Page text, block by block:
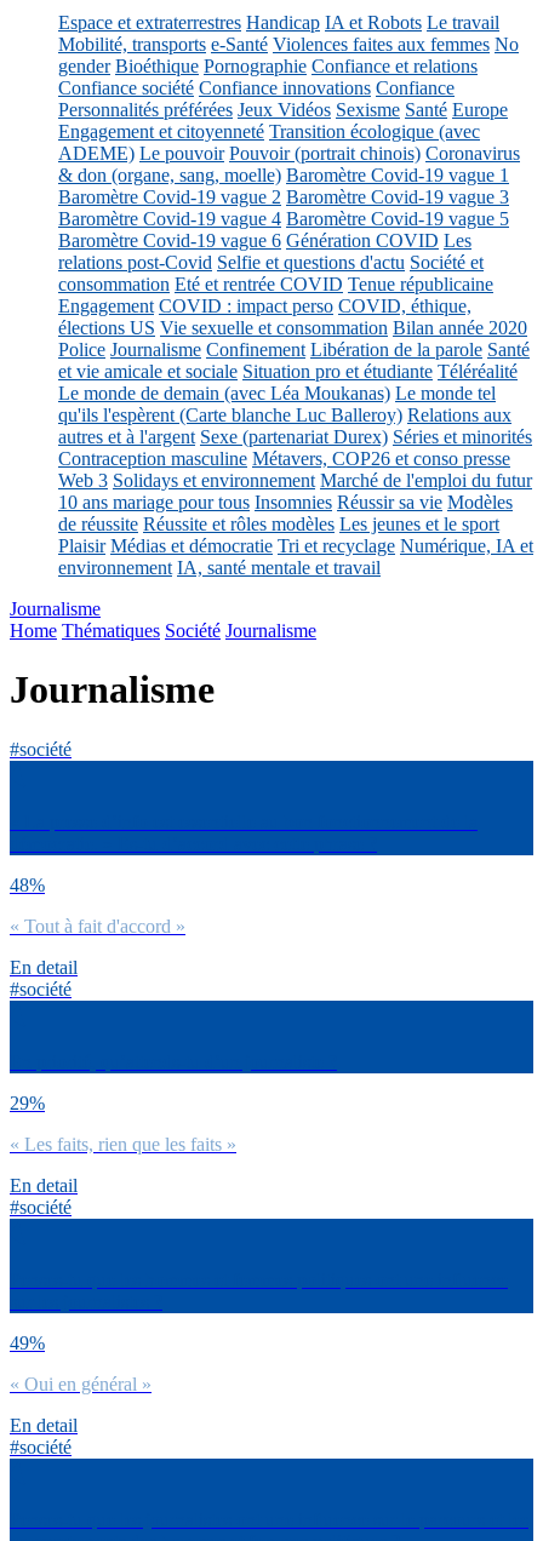
Espace et extraterrestres Handicap IA et Robots Le travail
Mobilité, transports e-Santé Violences faites aux femmes No
gender Bioéthique Pornographie Confiance et relations
Confiance société Confiance innovations Confiance
Personnalités préférées Jeux Vidéos Sexisme Santé Europe
Engagement et citoyenneté Transition écologique (avec
ADEME) Le pouvoir Pouvoir (portrait chinois) Coronavirus
& don (organe, sang, moelle) Baromètre Covid-19 vague 1
Baromètre Covid-19 vague 2 Baromètre Covid-19 vague 3
Baromètre Covid-19 vague 4 Baromètre Covid-19 vague 5
Baromètre Covid-19 vague 6 Génération COVID Les
relations post-Covid Selfie et questions d'actu Société et
consommation Eté et rentrée COVID Tenue républicaine
Engagement COVID : impact perso COVID, éthique,
élections US Vie sexuelle et consommation Bilan année 2020
Police Journalisme Confinement Libération de la parole Santé
et vie amicale et sociale Situation pro et étudiante Téléréalité
Le monde de demain (avec Léa Moukanas) Le monde tel
qu'ils l'espèrent (Carte blanche Luc Balleroy) Relations aux
autres et à l'argent Sexe (partenariat Durex) Séries et minorités
Contraception masculine Métavers, COP26 et conso presse
Web 3 Solidays et environnement Marché de l'emploi du futur
10 ans mariage pour tous Insomnies Réussir sa vie Modèles
de réussite Réussite et rôles modèles Les jeunes et le sport
Plaisir Médias et démocratie Tri et recyclage Numérique, IA et
environnement IA, santé mentale et travail
Journalisme
Home Thématiques Société Journalisme
Journalisme
#société
48%
« Tout à fait d'accord »
En detail
#société
29%
« Les faits, rien que les faits »
En detail
#société
49%
« Oui en général »
En detail
#société